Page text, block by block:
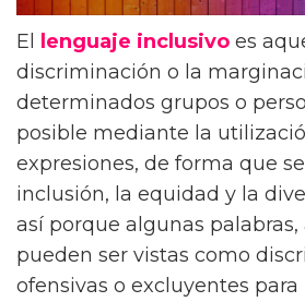
El lenguaje inclusivo es
discriminación o la
determinados grupos o
posible mediante la
expresiones, de forma que
inclusión, la equidad y la
así porque algunas
pueden ser vistas como
ofensivas o excluyentes